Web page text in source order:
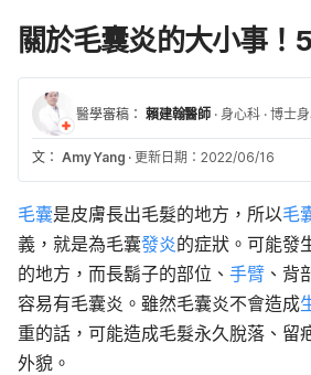
關於毛囊炎的大小事！
醫學審稿： 賴建翰醫師 · 身心科 · 博士
文： Amy Yang · 更新日期：2022/06/16
毛囊是皮膚長出毛髮的地方，所以毛
義，就是為毛囊發炎的症狀。可能發
的地方，而長鬍子的部位、 手臂 、背
容易有毛囊炎。雖然毛囊炎不會造成
重的話，可能造成毛髮永久脫落、留
外貌。